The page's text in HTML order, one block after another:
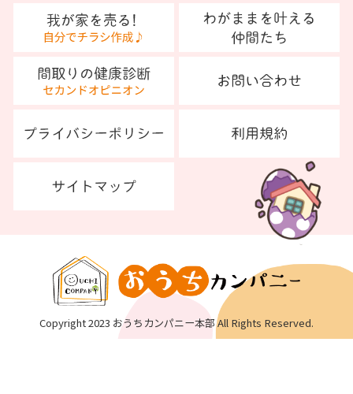
Copyright 2023 おうちカンパニー本部 All Rights Reserved.